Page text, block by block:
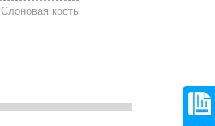
Слоновая кость